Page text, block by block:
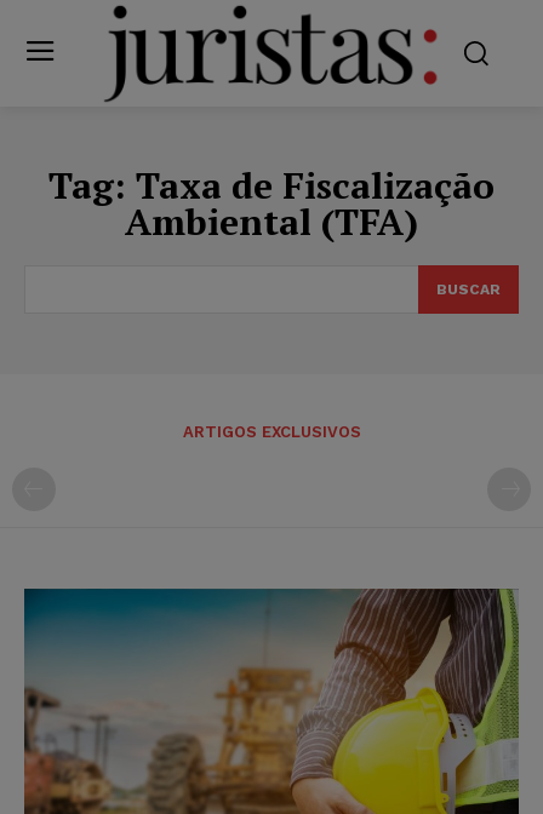
Tag: Taxa de Fiscalização
Ambiental (TFA)
BUSCAR
ARTIGOS EXCLUSIVOS